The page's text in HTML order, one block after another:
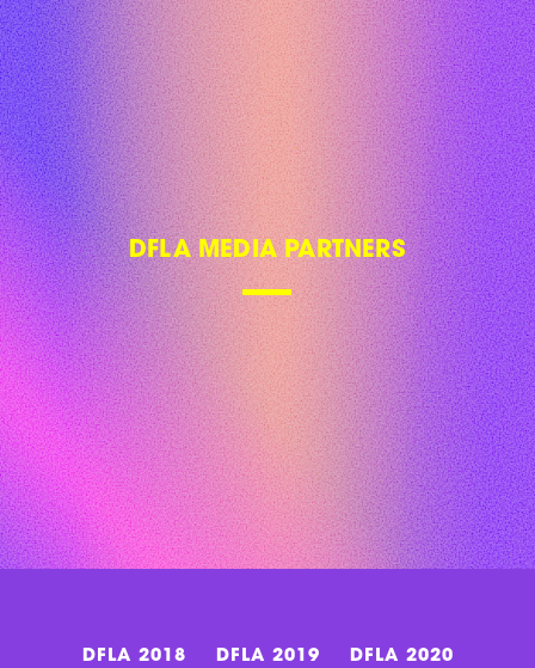
DFLA 2018 DFLA 2019 DFLA 2020
DFLA 2021 DFLA 2022 DFLA 2023
FAQ CONTACT US NEWSLETTER SITE NOTICE